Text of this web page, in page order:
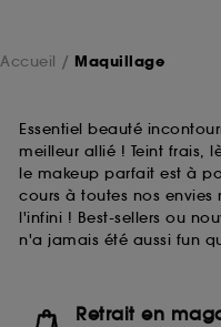
Accueil Maquillage
Essentiel beauté
meilleur allié ! Teint frais,
le makeup parfait est à
cours à toutes nos
l'infini ! Best-sellers ou
n'a jamais été aussi fun
Retrait en